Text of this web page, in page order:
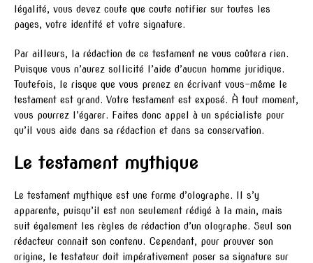
légalité, vous devez coute que coute notifier sur toutes les
pages, votre identité et votre signature.
Par ailleurs, la rédaction de ce testament ne vous coûtera rien.
Puisque vous n’aurez sollicité l’aide d’aucun homme juridique.
Toutefois, le risque que vous prenez en écrivant vous-même le
testament est grand. Votre testament est exposé. À tout moment,
vous pourrez l’égarer. Faites donc appel à un spécialiste pour
qu’il vous aide dans sa rédaction et dans sa conservation.
Le testament mythique
Le testament mythique est une forme d’olographe. Il s’y
apparente, puisqu’il est non seulement rédigé à la main, mais
suit également les règles de rédaction d’un olographe. Seul son
rédacteur connait son contenu. Cependant, pour prouver son
origine, le testateur doit impérativement poser sa signature sur